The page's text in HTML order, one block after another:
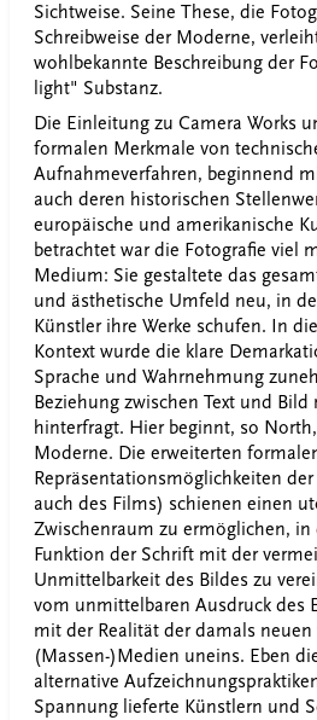
Sichtweise. Seine These, die
Schreibweise der Moderne,
wohlbekannte Beschreibung der
light" Substanz.
Die Einleitung zu Camera Works
formalen Merkmale von
Aufnahmeverfahren, beginnend
auch deren historischen
europäische und amerikanische
betrachtet war die Fotografie viel
Medium: Sie gestaltete das
und ästhetische Umfeld neu, in
Künstler ihre Werke schufen. In
Kontext wurde die klare
Sprache und Wahrnehmung
Beziehung zwischen Text und
hinterfragt. Hier beginnt, so
Moderne. Die erweiterten
Repräsentationsmöglichkeiten
auch des Films) schienen einen
Zwischenraum zu ermöglichen,
Funktion der Schrift mit der
Unmittelbarkeit des Bildes zu
vom unmittelbaren Ausdruck des
mit der Realität der damals neuen
(Massen-)Medien uneins. Eben
alternative
Spannung lieferte Künstlern und